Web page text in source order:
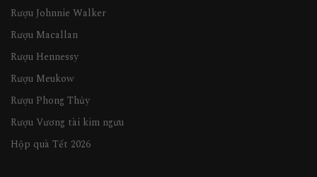
Rượu Johnnie Walker
Rượu Macallan
Rượu Hennessy
Rượu Meukow
Rượu Phong Thủy
Rượu Vương tài kim ngưu
Hộp quà Tết 2026